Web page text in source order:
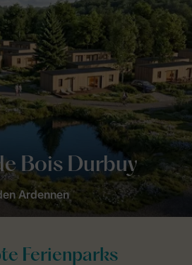
Bois Durbuy
Ardennen